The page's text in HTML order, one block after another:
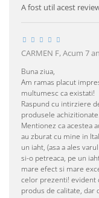
A fost util acest
CARMEN F,Acum 7
Buna ziua,
Am ramas placut
multumesc ca existati!
Raspund cu intirziere
produsele achizitionate.
Mentionez ca acestea
au zburat cu mine in
un iaht, (asa a ales
si-o petreaca, pe un
mare efect si mare
celor prezenti! evident
produs de calitate, dar